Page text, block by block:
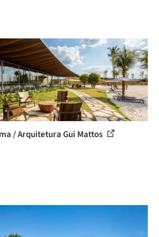
/ Arquitetura Gui Mattos